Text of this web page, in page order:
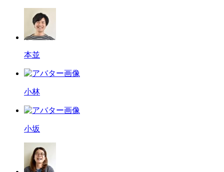
本並
小林
小坂